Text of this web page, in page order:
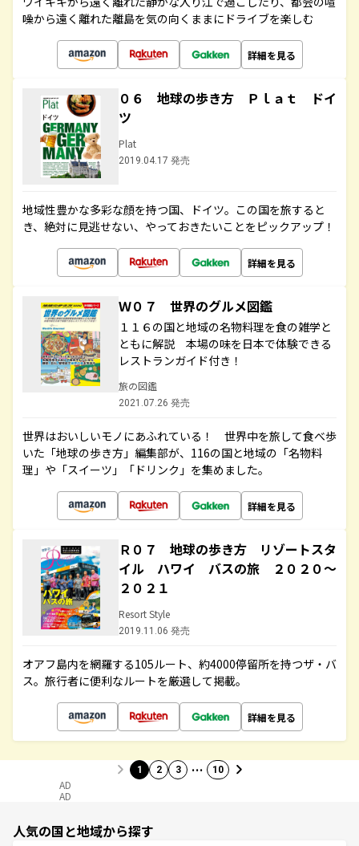
噪から遠く離れた離島を気の向くままにドライブを楽しむ
詳細を見る
０６ 地球の歩き方 Ｐｌａｔ ドイ
ツ
Plat
2019.04.17 発売
地域性豊かな多彩な顔を持つ国、ドイツ。この国を旅すると
き、絶対に見逃せない、やっておきたいことをピックアップ！
詳細を見る
Ｗ０７ 世界のグルメ図鑑
１１６の国と地域の名物料理を食の雑学と
ともに解説 本場の味を日本で体験できる
レストランガイド付き！
旅の図鑑
2021.07.26 発売
世界はおいしいモノにあふれている！ 世界中を旅して食べ歩
いた「地球の歩き方」編集部が、116の国と地域の「名物料
理」や「スイーツ」「ドリンク」を集めました。
詳細を見る
Ｒ０７ 地球の歩き方 リゾートスタ
イル ハワイ バスの旅 ２０２０～
２０２１
Resort Style
2019.11.06 発売
オアフ島内を網羅する105ルート、約4000停留所を持つザ・バ
ス。旅行者に便利なルートを厳選して掲載。
詳細を見る
1 2 3 … 10
AD
AD
人気の国と地域から探す